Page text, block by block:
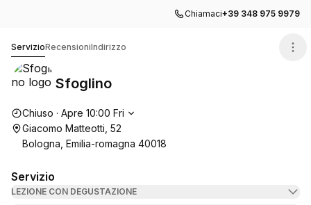
Chiamaci+39 348 975 9979
ServizioRecensioniIndirizzo
Sfoglino
Orari di apertura
Chiuso · Apre 10:00 Fri
Giacomo Matteotti, 52
Bologna, Emilia-romagna 40018
Servizio
LEZIONE CON DEGUSTAZIONE